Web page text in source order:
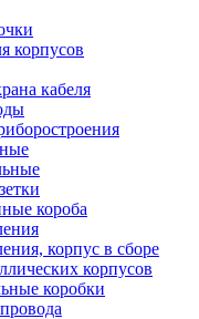
корпусов
кабеля
короба
корпус в сборе
корпусов
коробки